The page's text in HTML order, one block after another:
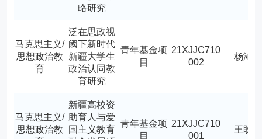
略研究
马克思主义/
思想政治教
育
泛在思政视
阈下新时代
新疆大学生
政治认同教
育研究
青年基金项
目
21XJJC710
002
杨沁沁
马克思主义/
思想政治教
新疆高校资
助育人与爱
国主义教育
青年基金项
目
21XJJC710
001
王盼盼